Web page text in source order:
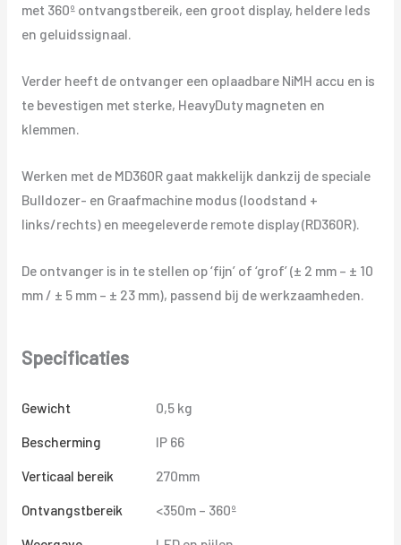
met 360º ontvangstbereik, een groot display, heldere leds
en geluidssignaal.
Verder heeft de ontvanger een oplaadbare NiMH accu en is
te bevestigen met sterke, HeavyDuty magneten en
klemmen.
Werken met de MD360R gaat makkelijk dankzij de speciale
Bulldozer- en Graafmachine modus (loodstand +
links/rechts) en meegeleverde remote display (RD360R).
De ontvanger is in te stellen op ‘fijn’ of ‘grof’ (± 2 mm – ± 10
mm / ± 5 mm – ± 23 mm), passend bij de werkzaamheden.
Specificaties
Gewicht
0,5 kg
Bescherming
IP 66
Verticaal bereik
270mm
Ontvangstbereik
<350m – 360º